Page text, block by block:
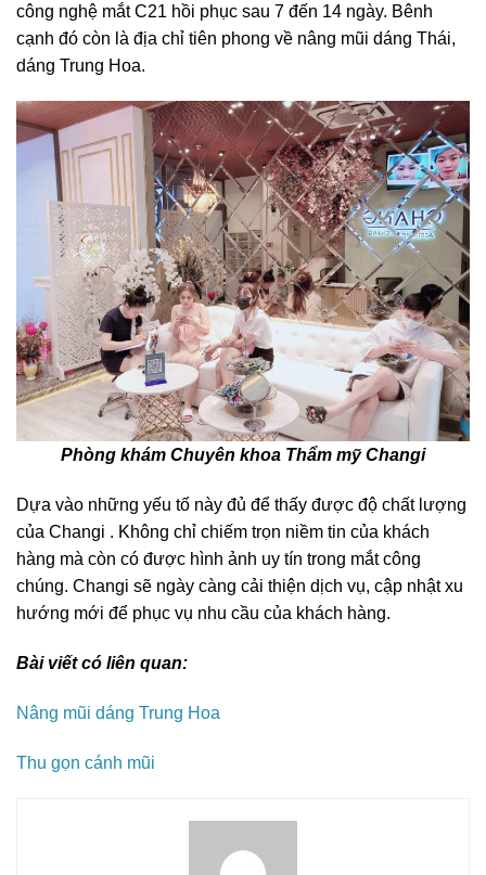
công nghệ mắt C21 hồi phục sau 7 đến 14 ngày. Bênh
cạnh đó còn là địa chỉ tiên phong về nâng mũi dáng Thái,
dáng Trung Hoa.
Phòng khám Chuyên khoa Thẩm mỹ Changi
Dựa vào những yếu tố này đủ để thấy được độ chất lượng
của Changi . Không chỉ chiếm trọn niềm tin của khách
hàng mà còn có được hình ảnh uy tín trong mắt công
chúng. Changi sẽ ngày càng cải thiện dịch vụ, cập nhật xu
hướng mới để phục vụ nhu cầu của khách hàng.
Bài viết có liên quan:
Nâng mũi dáng Trung Hoa
Thu gọn cánh mũi